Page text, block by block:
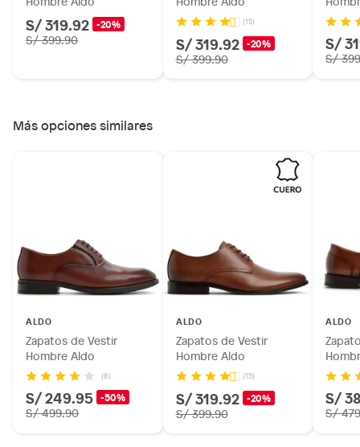
S/ 319.92 -20%
S/ 399.90
(15)
S/ 319.92 -20%
S/ 399.90
S/
S/
Más opciones similares
ALDO
Zapatos de Vestir
Hombre Aldo
(6)
S/ 249.95 -50%
S/ 499.90
ALDO
Zapatos de Vestir
Hombre Aldo
(15)
S/ 319.92 -20%
S/ 399.90
ALDO
S/
S/